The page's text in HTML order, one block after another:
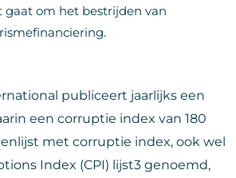
gaat om het bestrijden van
publiceert jaarlijks een
een corruptie index van 180
met corruptie index, ook wel
Index (CPI) lijst3 genoemd,